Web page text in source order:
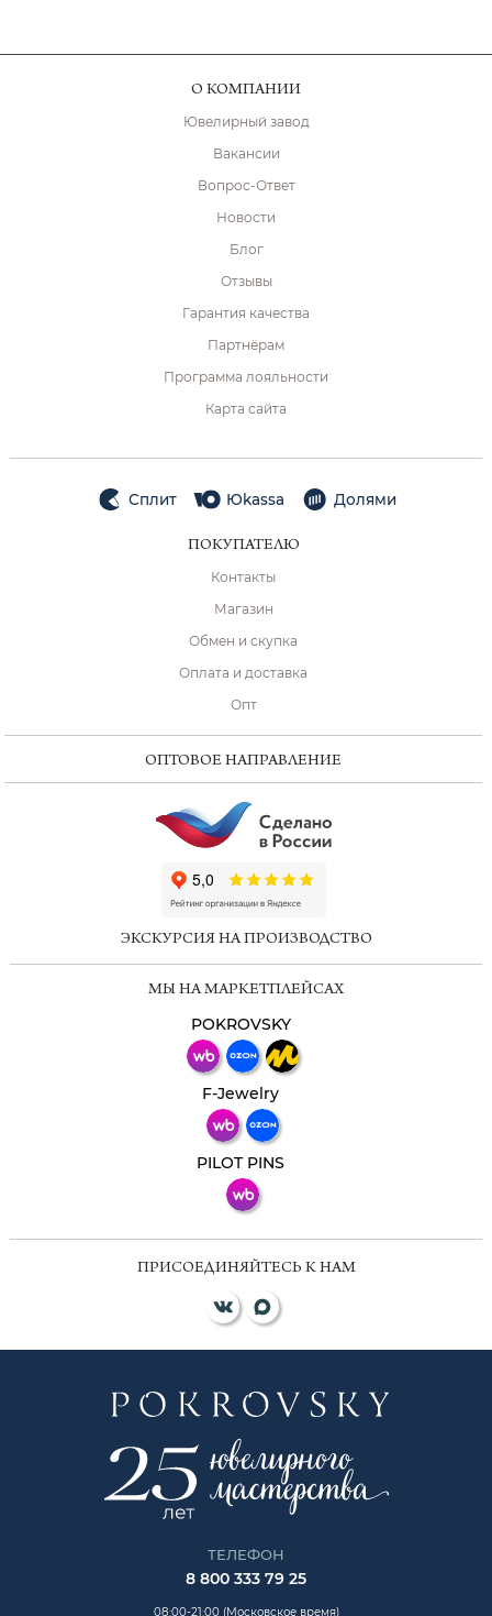
О КОМПАНИИ
Ювелирный завод
Вакансии
Вопрос-Ответ
Новости
Блог
Отзывы
Гарантия качества
Партнёрам
Программа лояльности
Карта сайта
Сплит Юkassa Долями
ПОКУПАТЕЛЮ
Контакты
Магазин
Обмен и скупка
Оплата и доставка
Опт
ОПТОВОЕ НАПРАВЛЕНИЕ
ЭКСКУРСИЯ НА ПРОИЗВОДСТВО
МЫ НА МАРКЕТПЛЕЙСАХ
POKROVSKY
F-Jewelry
PILOT PINS
ПРИСОЕДИНЯЙТЕСЬ К НАМ
ТЕЛЕФОН
8 800 333 79 25
08:00-21:00 (Московское время)